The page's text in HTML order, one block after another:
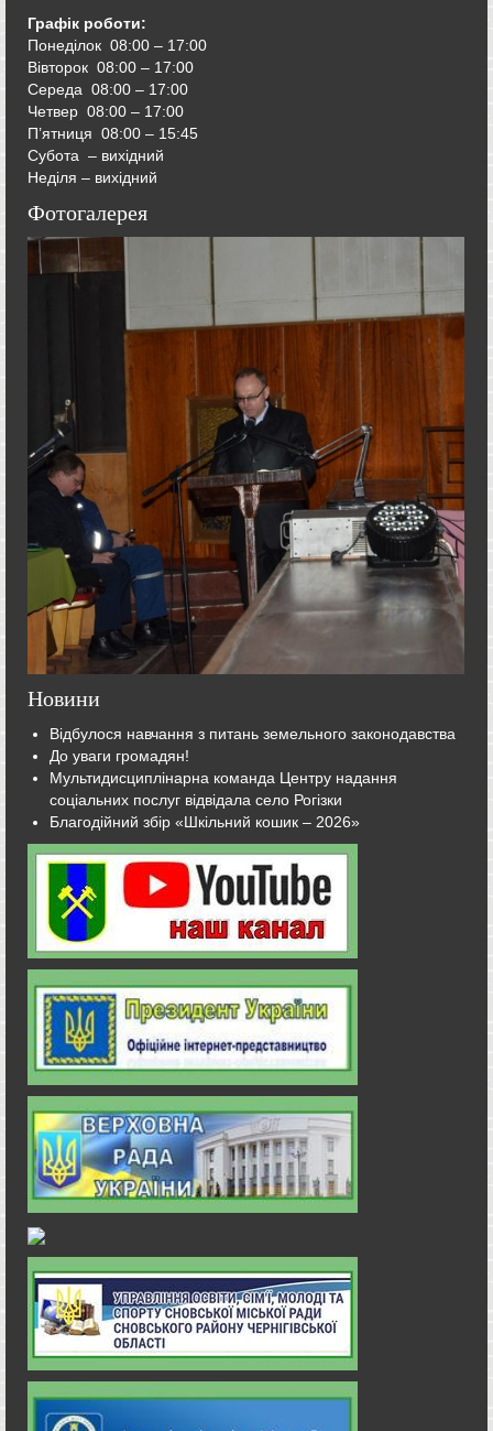
Графік роботи:
Понеділок 08:00 – 17:00
Вівторок 08:00 – 17:00
Середа 08:00 – 17:00
Четвер 08:00 – 17:00
П’ятниця 08:00 – 15:45
Субота – вихідний
Неділя – вихідний
Фотогалерея
Новини
Відбулося навчання з питань земельного законодавства
До уваги громадян!
Мультидисциплінарна команда Центру надання
соціальних послуг відвідала село Рогізки
Благодійний збір «Шкільний кошик – 2026»